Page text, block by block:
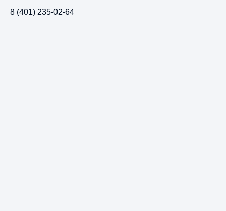
8 (401) 235-02-64